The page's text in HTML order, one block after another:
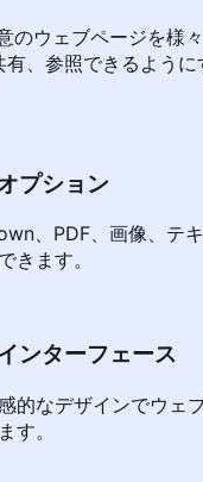
のウェブページを様
、参照できるよう
プション
、PDF、画像、テ
きます。
ンターフェース
的なデザインでウェ
す。